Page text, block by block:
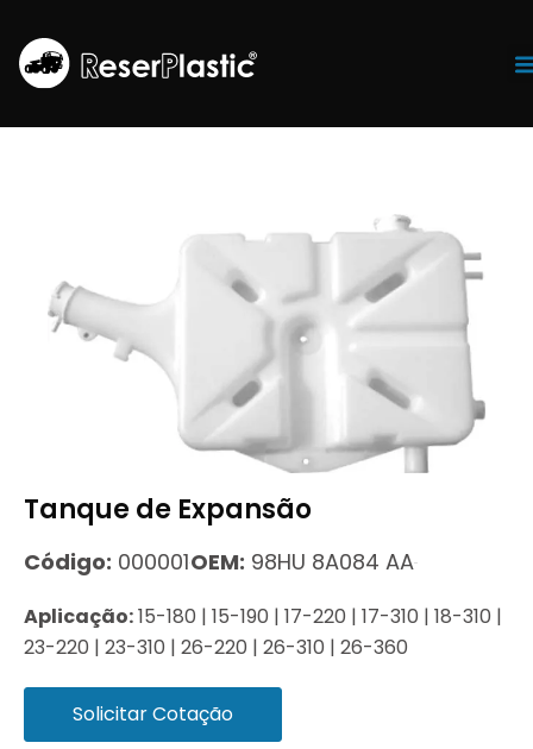
Tanque de Expansão
Código: 000001OEM: 98HU 8A084 AA
Aplicação:15-180 | 15-190 | 17-220 | 17-310 | 18-310 |
23-220 | 23-310 | 26-220 | 26-310 | 26-360
Solicitar Cotação